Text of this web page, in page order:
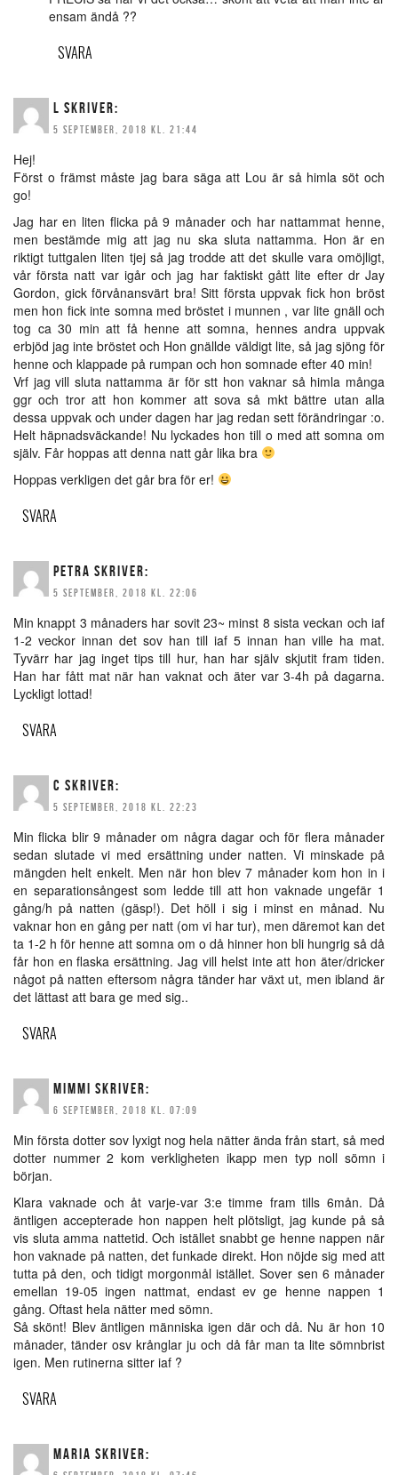
ensam ändå ??
SVARA
L SKRIVER:
5 SEPTEMBER, 2018 KL. 21:44
Hej!
Först o främst måste jag bara säga att Lou är så himla söt och
go!
Jag har en liten flicka på 9 månader och har nattammat henne,
men bestämde mig att jag nu ska sluta nattamma. Hon är en
riktigt tuttgalen liten tjej så jag trodde att det skulle vara omöjligt,
vår första natt var igår och jag har faktiskt gått lite efter dr Jay
Gordon, gick förvånansvärt bra! Sitt första uppvak fick hon bröst
men hon fick inte somna med bröstet i munnen , var lite gnäll och
tog ca 30 min att få henne att somna, hennes andra uppvak
erbjöd jag inte bröstet och Hon gnällde väldigt lite, så jag sjöng för
henne och klappade på rumpan och hon somnade efter 40 min!
Vrf jag vill sluta nattamma är för stt hon vaknar så himla många
ggr och tror att hon kommer att sova så mkt bättre utan alla
dessa uppvak och under dagen har jag redan sett förändringar :o.
Helt häpnadsväckande! Nu lyckades hon till o med att somna om
själv. Får hoppas att denna natt går lika bra
Hoppas verkligen det går bra för er!
SVARA
PETRA SKRIVER:
5 SEPTEMBER, 2018 KL. 22:06
Min knappt 3 månaders har sovit 23~ minst 8 sista veckan och iaf
1-2 veckor innan det sov han till iaf 5 innan han ville ha mat.
Tyvärr har jag inget tips till hur, han har själv skjutit fram tiden.
Han har fått mat när han vaknat och äter var 3-4h på dagarna.
Lyckligt lottad!
SVARA
C SKRIVER:
5 SEPTEMBER, 2018 KL. 22:23
Min flicka blir 9 månader om några dagar och för flera månader
sedan slutade vi med ersättning under natten. Vi minskade på
mängden helt enkelt. Men när hon blev 7 månader kom hon in i
en separationsångest som ledde till att hon vaknade ungefär 1
gång/h på natten (gäsp!). Det höll i sig i minst en månad. Nu
vaknar hon en gång per natt (om vi har tur), men däremot kan det
ta 1-2 h för henne att somna om o då hinner hon bli hungrig så då
får hon en flaska ersättning. Jag vill helst inte att hon äter/dricker
något på natten eftersom några tänder har växt ut, men ibland är
det lättast att bara ge med sig..
SVARA
MIMMI SKRIVER:
6 SEPTEMBER, 2018 KL. 07:09
Min första dotter sov lyxigt nog hela nätter ända från start, så med
dotter nummer 2 kom verkligheten ikapp men typ noll sömn i
början.
Klara vaknade och åt varje-var 3:e timme fram tills 6mån. Då
äntligen accepterade hon nappen helt plötsligt, jag kunde på så
vis sluta amma nattetid. Och istället snabbt ge henne nappen när
hon vaknade på natten, det funkade direkt. Hon nöjde sig med att
tutta på den, och tidigt morgonmål istället. Sover sen 6 månader
emellan 19-05 ingen nattmat, endast ev ge henne nappen 1
gång. Oftast hela nätter med sömn.
Så skönt! Blev äntligen människa igen där och då. Nu är hon 10
månader, tänder osv krånglar ju och då får man ta lite sömnbrist
igen. Men rutinerna sitter iaf ?
SVARA
MARIA SKRIVER: